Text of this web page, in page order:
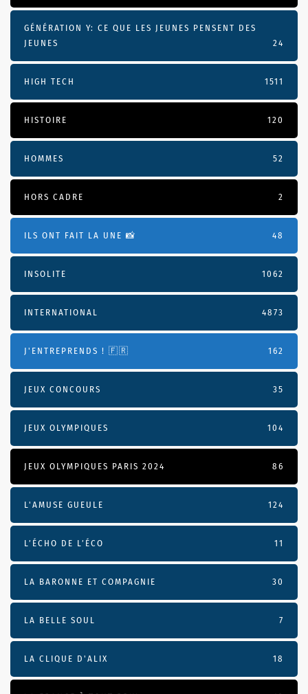
GÉNÉRATION Y: CE QUE LES JEUNES PENSENT DES
JEUNES
24
HIGH TECH 1511
HISTOIRE 120
HOMMES 52
HORS CADRE 2
ILS ONT FAIT LA UNE 📸 48
INSOLITE 1062
INTERNATIONAL 4873
J'ENTREPRENDS ! 🇫🇷 162
JEUX CONCOURS 35
JEUX OLYMPIQUES 104
JEUX OLYMPIQUES PARIS 2024 86
L'AMUSE GUEULE 124
L’ÉCHO DE L’ÉCO 11
LA BARONNE ET COMPAGNIE 30
LA BELLE SOUL 7
LA CLIQUE D'ALIX 18